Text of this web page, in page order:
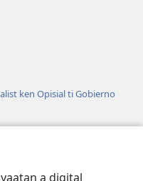
a digital
ken Opisial ti Gobierno